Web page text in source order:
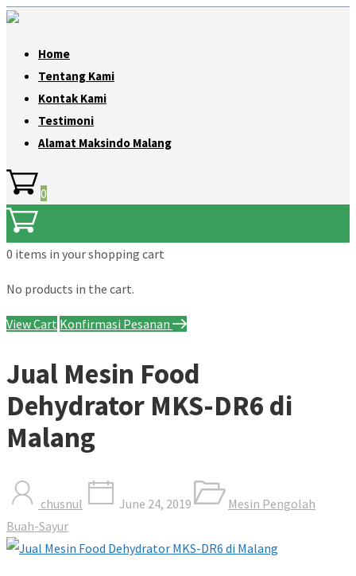
Home
Tentang Kami
Kontak Kami
Testimoni
Alamat Maksindo Malang
0
0 items in your shopping cart
No products in the cart.
View Cart Konfirmasi Pesanan
Jual Mesin Food
Dehydrator MKS-DR6 di
Malang
chusnul June 24, 2019
Mesin Pengolah
Buah-Sayur